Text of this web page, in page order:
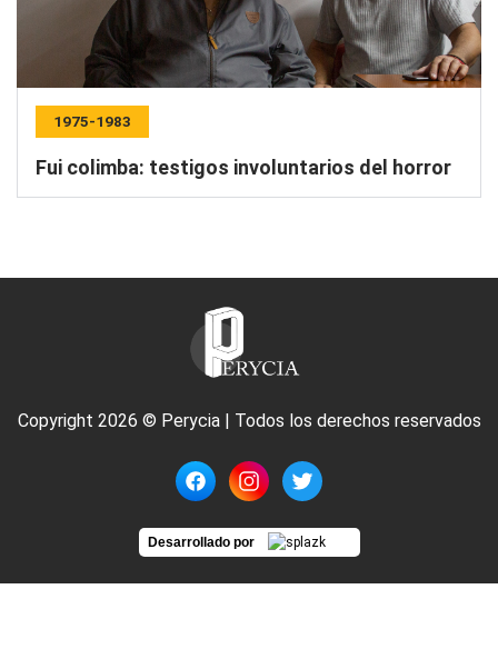
1975-1983
Fui colimba: testigos involuntarios del horror
Copyright 2026 © Perycia | Todos los derechos reservados
Desarrollado por